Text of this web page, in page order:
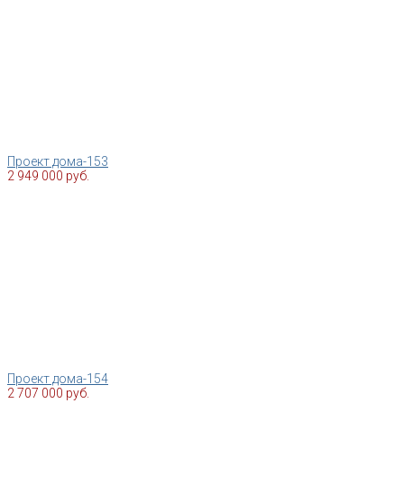
Проект дома-153
2 949 000 руб.
Проект дома-154
2 707 000 руб.